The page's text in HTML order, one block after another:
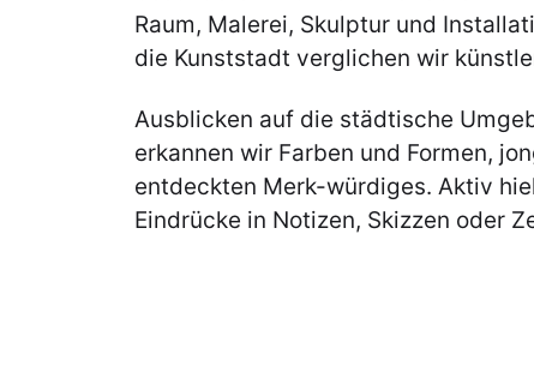
Raum, Malerei, Skulptur und
die Kunststadt verglichen wir
Ausblicken auf die städtische
erkannen wir Farben und Formen,
entdeckten Merk-würdiges. Aktiv
Eindrücke in Notizen, Skizzen oder